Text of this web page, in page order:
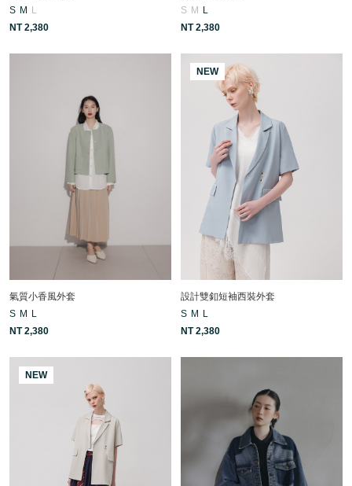
S M L
NT 2,380
S M L
NT 2,380
氣質小香風外套
S M
L
NT 2,380
NEW
設計雙釦短袖西裝外套
S M
L
NT 2,380
NEW